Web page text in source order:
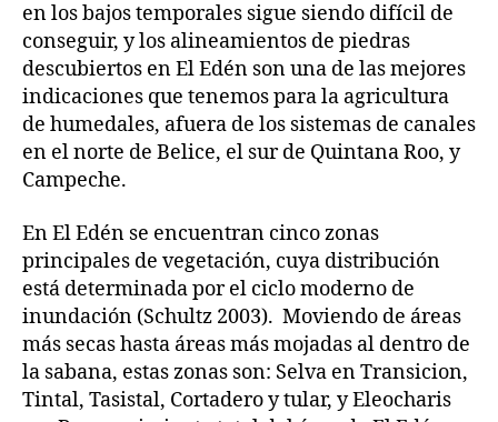
en los bajos temporales sigue siendo difícil de
conseguir, y los alineamientos de piedras
descubiertos en El Edén son una de las mejores
indicaciones que tenemos para la agricultura
de humedales, afuera de los sistemas de canales
en el norte de Belice, el sur de Quintana Roo, y
Campeche.
En El Edén se encuentran cinco zonas
principales de vegetación, cuya distribución
está determinada por el ciclo moderno de
inundación (Schultz 2003). Moviendo de áreas
más secas hasta áreas más mojadas al dentro de
la sabana, estas zonas son: Selva en Transicion,
Tintal, Tasistal, Cortadero y tular, y Eleocharis